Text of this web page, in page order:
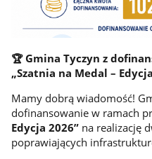
🏆 Gmina Tyczyn z
„Szatnia na Medal –
Mamy dobrą wiadomość!
dofinansowanie w ramach
Edycja 2026”na realizację
poprawiających